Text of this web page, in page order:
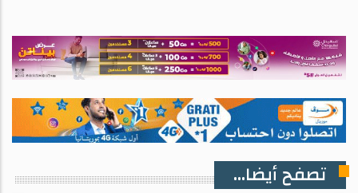
تصفح أيضا...